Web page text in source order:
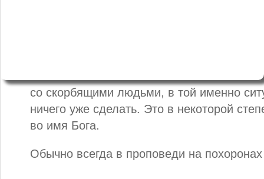
со скорбящими людьми, в той именно
ничего уже сделать. Это в некоторой
во имя Бога.
Обычно всегда в проповеди на